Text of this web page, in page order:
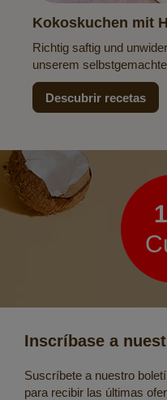
Kokoskuchen mit
Richtig saftig und
unserem
Descubrir recetas
Boletín
de
noticias
Inscríbase a
Suscríbete a nuestro
para recibir las últimas